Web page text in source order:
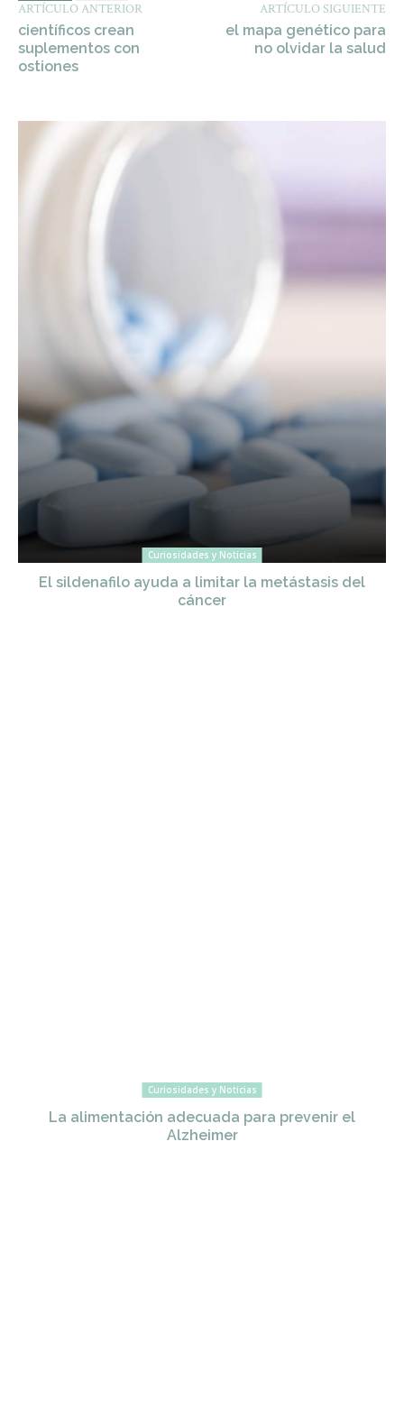
ARTÍCULO ANTERIOR
científicos crean
suplementos con
ostiones
ARTÍCULO SIGUIENTE
el mapa genético para
no olvidar la salud
Curiosidades y Noticias
El sildenafilo ayuda a limitar la metástasis del
cáncer
Curiosidades y Noticias
La alimentación adecuada para prevenir el
Alzheimer